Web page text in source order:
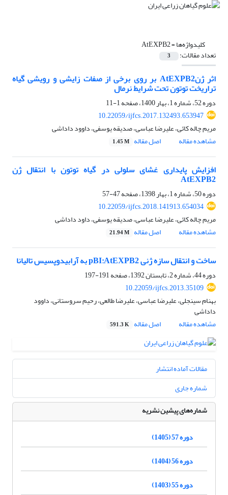
کلیدواژه‌ها =AtEXPB2
تعداد مقالات: 3
اثر ژنAtEXPB2 بر روی برخی از صفات زایشی و رویشی گیاه
تراریخت توتون تحت شرایط نرمال
دوره 52، شماره 1، بهار 1400، صفحه
1-11
10.22059/ijfcs.2017.132493.653947
مریم چاله کائی، علیرضا عباسی، صدیقه یوسفی، داوود داداشی
مشاهده مقاله
اصل مقاله 1.45 M
افزایش پایداری غشای سلولی در گیاه توتون با انتقال ژن
AtEXPB2
دوره 50، شماره 1، بهار 1398، صفحه
47-57
10.22059/ijfcs.2018.141913.654034
مریم چاله کائی، علیرضا عباسی، صدیقه یوسفی، داود داداشی
مشاهده مقاله
اصل مقاله 21.94 M
ساخت و انتقال سازه ژنی pBI:AtEXPB2 به آرابیدوپسیس تالیانا
دوره 44، شماره 2، تابستان 1392، صفحه
191-197
10.22059/ijfcs.2013.35109
بهنام سینجلی، علیرضا عباسی، علیرضا طالعی، رحیم سروستانی، داوود
داداشی
مشاهده مقاله
اصل مقاله 591.3 K
مقالات آماده انتشار
شماره جاری
شماره‌های پیشین نشریه
دوره 57 (1405)
دوره 56 (1404)
دوره 55 (1403)